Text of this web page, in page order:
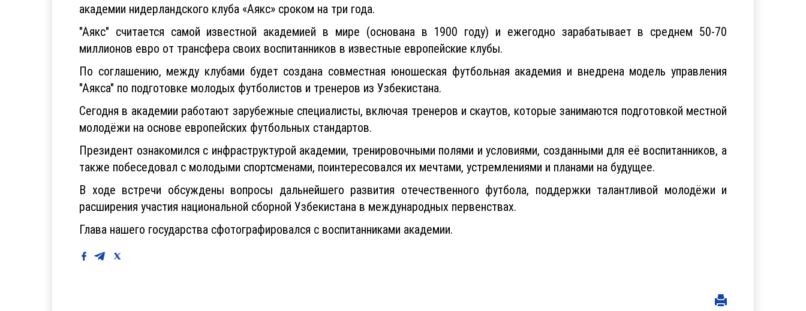
академии нидерландского клуба «Аякс» сроком на три года.
"Аякс" считается самой известной академией в мире (основана в 1900 году) и ежегодно зарабатывает в среднем 50-70
миллионов евро от трансфера своих воспитанников в известные европейские клубы.
По соглашению, между клубами будет создана совместная юношеская футбольная академия и внедрена модель управления
"Аякса" по подготовке молодых футболистов и тренеров из Узбекистана.
Сегодня в академии работают зарубежные специалисты, включая тренеров и скаутов, которые занимаются подготовкой местной
молодёжи на основе европейских футбольных стандартов.
Президент ознакомился с инфраструктурой академии, тренировочными полями и условиями, созданными для её воспитанников, а
также побеседовал с молодыми спортсменами, поинтересовался их мечтами, устремлениями и планами на будущее.
В ходе встречи обсуждены вопросы дальнейшего развития отечественного футбола, поддержки талантливой молодёжи и
расширения участия национальной сборной Узбекистана в международных первенствах.
Глава нашего государства сфотографировался с воспитанниками академии.